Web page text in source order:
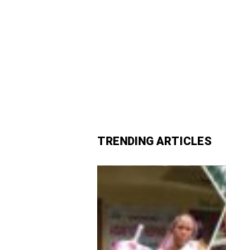
TRENDING ARTICLES